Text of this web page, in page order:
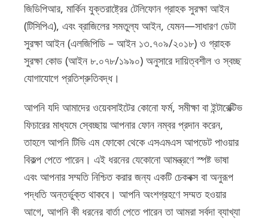
জিডিপিআর, মার্কিন যুক্তরাষ্ট্রের টেলিফোন গ্রাহক সুরক্ষা আইন
(টিসিপিএ), এবং ব্রাজিলের সমতুল্য আইন, যেমন—সাধারণ ডেটা
সুরক্ষা আইন (এলজিপিডি – আইন ১৩.৭০৯/২০১৮) ও গ্রাহক
সুরক্ষা কোড (আইন ৮.০৭৮/১৯৯০) অনুসারে দায়িত্বশীল ও স্বচ্ছ
যোগাযোগে প্রতিশ্রুতিবদ্ধ।
আপনি যদি আমাদের ওয়েবসাইটের কোনো ফর্ম, সমীক্ষা বা ইন্টারেক্টিভ
ফিচারের মাধ্যমে স্বেচ্ছায় আপনার ফোন নম্বর প্রদান করেন,
তাহলে আপনি টিভি এম ফোকো থেকে এসএমএস আপডেট পাওয়ার
বিকল্প পেতে পারেন। এই ধরনের যেকোনো আমন্ত্রণে স্পষ্ট ভাষা
এবং আপনার সম্মতি নিশ্চিত করার জন্য একটি চেকবক্স বা অনুরূপ
পদ্ধতি অন্তর্ভুক্ত থাকবে। আপনি অংশগ্রহণে সম্মত হওয়ার
আগে, আপনি কী ধরনের বার্তা পেতে পারেন তা আমরা সর্বদা ব্যাখ্যা